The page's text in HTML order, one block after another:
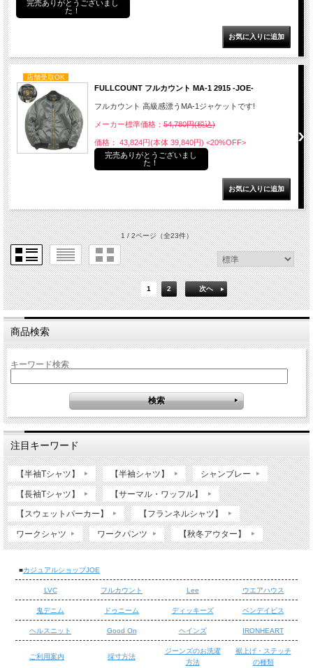
完売ありがとうございまし
た！
店舗受取OK
FULLCOUNT フルカウント MA-1 2915 -JOE-
フルカウント 高級感漂うMA-1ジャケットです!
メーカー標準価格： 54,780円(税込)
価格： 43,824円(本体 39,840円) <20%OFF>
完売ありがとうございまし
た！
1 / 2ページ（全23件）
1 2 次へ
商品検索
キーワード検索
注目キーワード
【半袖Tシャツ】 【半袖シャツ】 シャンブレー
【長袖Tシャツ】 【サーマル・ワッフル】
【スウェットパーカー】 【フランネルシャツ】
ワークシャツ ワークパンツ 【秋冬アウター】
■カジュアルショップJOE
LVC フルカウント Lee ウエアハウス
鬼デニム ドゥニーム ディッキーズ ベンデイビス
ヘルスニット Good On ヘインズ IRONHEART
ご利用案内 採寸方法
ジーンズのお洗濯
方法
裾上げ・ステッチ
の種類